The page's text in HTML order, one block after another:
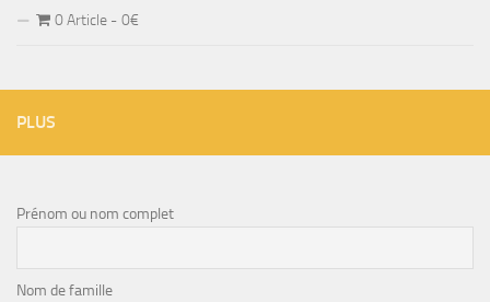
0 Article 0€
PLUS
Prénom ou nom complet
Nom de famille